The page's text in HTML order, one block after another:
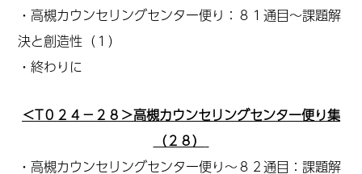
・高槻カウンセリングセンター便り：８１通目～課題解
決と創造性（１）
・終わりに
＜T０２４－２８＞高槻カウンセリングセンター便り集
（２８）
・高槻カウンセリングセンター便り～８２通目：課題解